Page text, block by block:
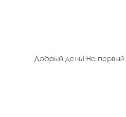
Добрый день! Не первый